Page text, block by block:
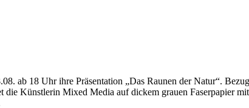
ab 18 Uhr ihre Präsentation „Das Raunen der Natur“.
die Künstlerin Mixed Media auf dickem grauen Faserpapier